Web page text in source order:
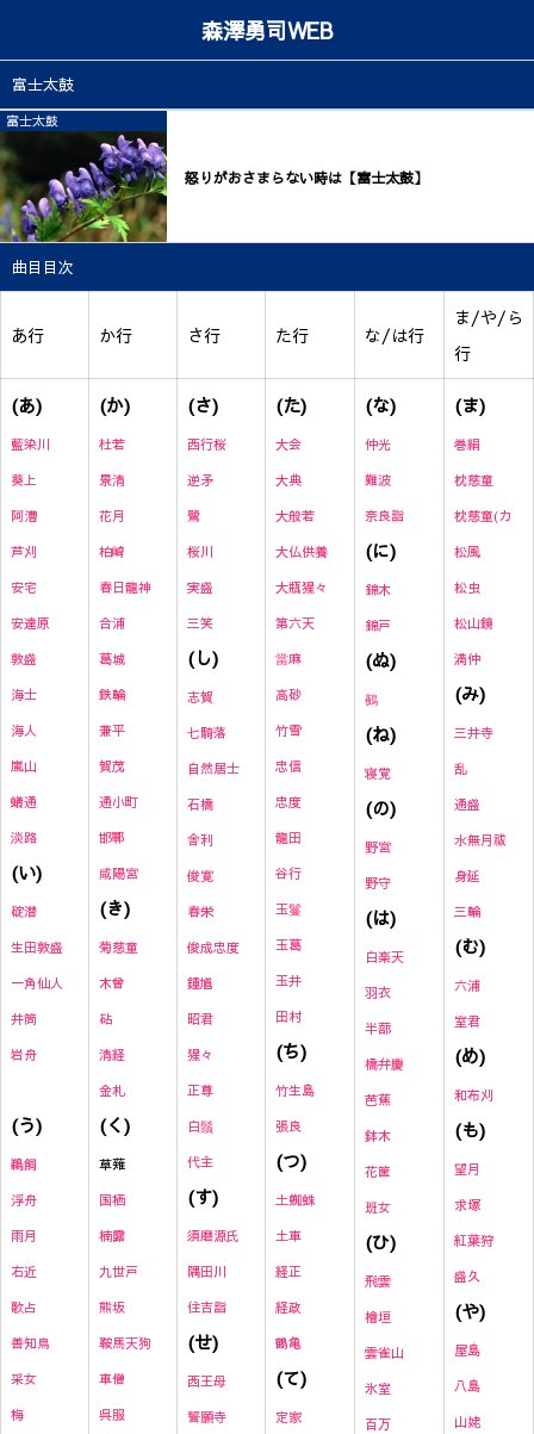
森澤勇司WEB
富士太鼓
富士太鼓
怒りがおさまらない時は【富士太鼓】
曲目目次
あ行 か行 さ行 た行 な/は行
ま/や/ら
行
(あ)
藍染川
葵上
阿漕
芦刈
安宅
安達原
敦盛
海士
海人
嵐山
蟻通
淡路
(い)
碇潜
生田敦盛
一角仙人
井筒
岩舟
(う)
鵜飼
浮舟
雨月
右近
歌占
善知鳥
采女
梅
(か)
杜若
景清
花月
柏崎
春日龍神
合浦
葛城
鉄輪
兼平
賀茂
通小町
邯鄲
咸陽宮
(き)
菊慈童
木曾
砧
清経
金札
(く)
草薙
国栖
楠露
九世戸
熊坂
鞍馬天狗
車僧
呉服
(さ)
西行桜
逆矛
鷺
桜川
実盛
三笑
(し)
志賀
七騎落
自然居士
石橋
舎利
俊寛
春栄
俊成忠度
鍾馗
昭君
猩々
正尊
白鬚
代主
(す)
須磨源氏
隅田川
住吉詣
(せ)
西王母
誓願寺
(た)
大会
大典
大般若
大仏供養
大瓶猩々
第六天
當麻
高砂
竹雪
忠信
忠度
龍田
谷行
玉鬘
玉葛
玉井
田村
(ち)
竹生島
張良
(つ)
土蜘蛛
土車
経正
経政
鶴亀
(て)
定家
(な)
仲光
難波
奈良詣
(に)
錦木
錦戸
(ぬ)
鵺
(ね)
寝覚
(の)
野宮
野守
(は)
白楽天
羽衣
半蔀
橋弁慶
芭蕉
鉢木
花筐
班女
(ひ)
飛雲
檜垣
雲雀山
氷室
百万
(ま)
巻絹
枕慈童
枕慈童(カ
松風
松虫
松山鏡
満仲
(み)
三井寺
乱
通盛
水無月祓
身延
三輪
(む)
六浦
室君
(め)
和布刈
(も)
望月
求塚
紅葉狩
盛久
(や)
屋島
八島
山姥